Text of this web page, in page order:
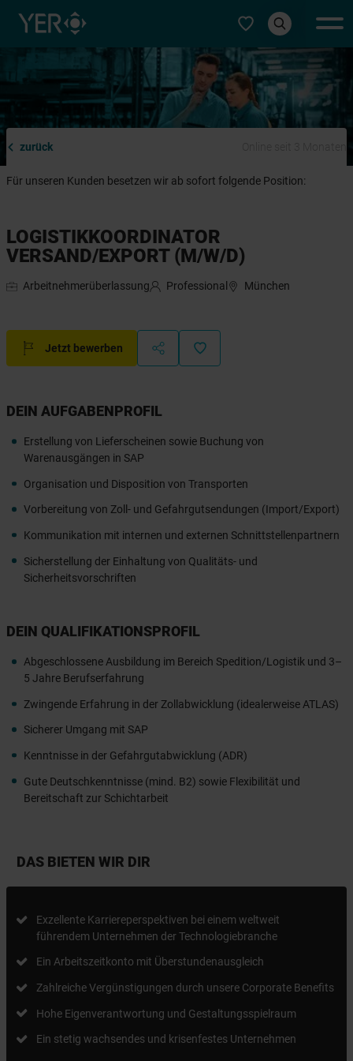
Typ auswählen
zurück
Für unseren Kunden besetzen wir ab sofort folgende Position:
LOGISTIKKOORDINATOR
VERSAND/EXPORT (M/W/D)
Arbeitnehmerüberlassung Professional München
Jetzt bewerben
DEIN AUFGABENPROFIL
Erstellung von Lieferscheinen sowie Buchung von
Warenausgängen in SAP
Organisation und Disposition von Transporten
Vorbereitung von Zoll- und Gefahrgutsendungen (Import/Export)
Kommunikation mit internen und externen Schnittstellenpartnern
Sicherstellung der Einhaltung von Qualitäts- und
Sicherheitsvorschriften
DEIN QUALIFIKATIONSPROFIL
Abgeschlossene Ausbildung im Bereich Spedition/Logistik und 3–
5 Jahre Berufserfahrung
Zwingende Erfahrung in der Zollabwicklung (idealerweise ATLAS)
Sicherer Umgang mit SAP
Kenntnisse in der Gefahrgutabwicklung (ADR)
Gute Deutschkenntnisse (mind. B2) sowie Flexibilität und
Bereitschaft zur Schichtarbeit
DAS BIETEN WIR DIR
Exzellente Karriereperspektiven bei einem weltweit
führendem Unternehmen der Technologiebranche
Ein Arbeitszeitkonto mit Überstundenausgleich
Zahlreiche Vergünstigungen durch unsere Corporate Benefits
Hohe Eigenverantwortung und Gestaltungsspielraum
Ein stetig wachsendes und krisenfestes Unternehmen